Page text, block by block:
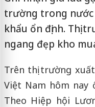
trường trong
khẩu ổn định. Thị
ngang đẹp kho
Trên thị trường
Việt Nam hôm nay
Theo Hiệp hội